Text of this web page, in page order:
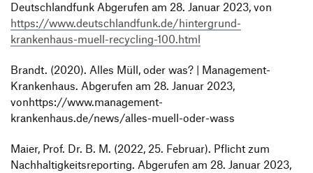
Deutschlandfunk Abgerufen am 28. Januar 2023, von
https://www.deutschlandfunk.de/hintergrund-
krankenhaus-muell-recycling-100.html
Brandt. (2020). Alles Müll, oder was? | Management-
Krankenhaus. Abgerufen am 28. Januar 2023,
vonhttps://www.management-
krankenhaus.de/news/alles-muell-oder-wass
Maier, Prof. Dr. B. M. (2022, 25. Februar). Pflicht zum
Nachhaltigkeitsreporting. Abgerufen am 28. Januar 2023,